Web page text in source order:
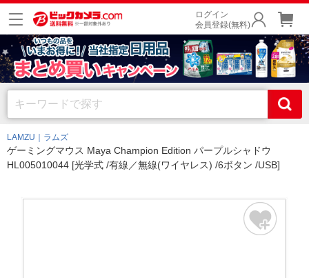
ログイン
会員登録(無料)
LAMZU｜ラムズ
ゲーミングマウス Maya Champion Edition パープルシャドウ
HL005010044 [光学式 /有線／無線(ワイヤレス) /6ボタン /USB]